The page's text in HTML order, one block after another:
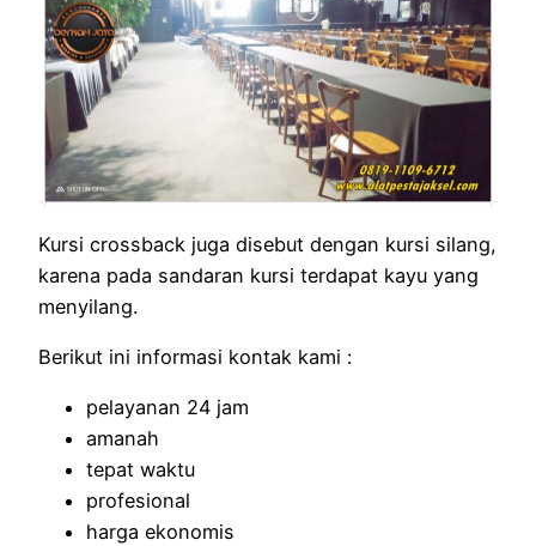
Kursi crossback juga disebut dengan kursi silang,
karena pada sandaran kursi terdapat kayu yang
menyilang.
Berikut ini informasi kontak kami :
pelayanan 24 jam
amanah
tepat waktu
profesional
harga ekonomis